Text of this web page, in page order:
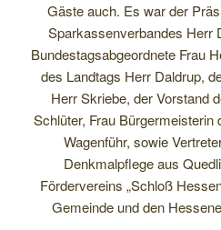
Gäste auch. Es war der
Sparkassenverbandes Herr
Bundestagsabgeordnete Frau
des Landtags Herr Daldrup,
Herr Skriebe, der Vorstand
Schlüter, Frau Bürgermeisterin
Wagenführ, sowie
Denkmalpflege aus
Fördervereins „Schloß
Gemeinde und den